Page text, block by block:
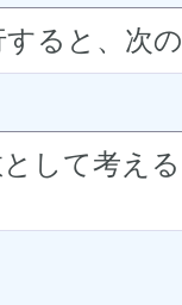
ると、次
して考え